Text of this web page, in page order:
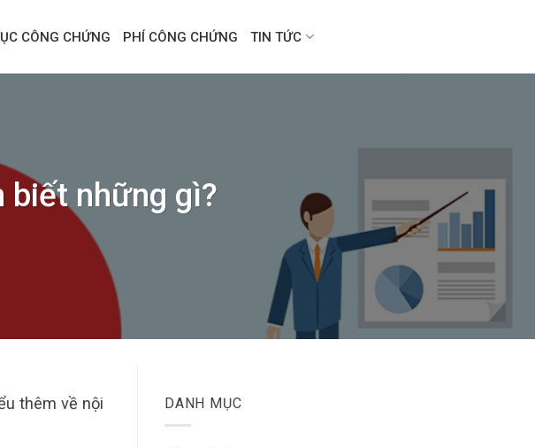
CÔNG CHỨNG PHÍ CÔNG CHỨNG TIN TỨC
biết những gì?
thêm về nội
DANH MỤC